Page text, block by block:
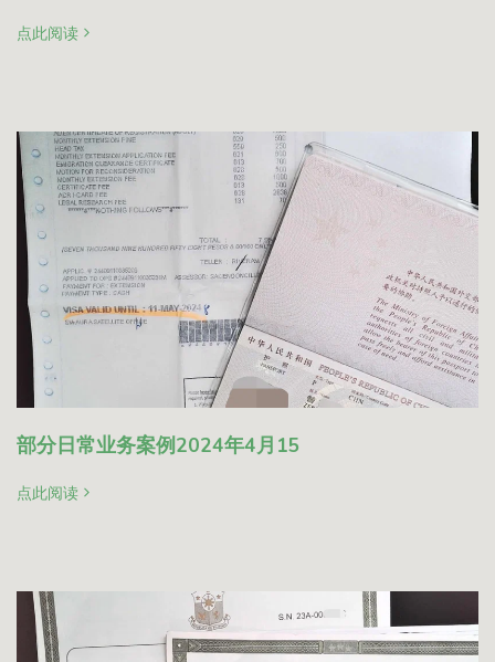
点此阅读
部分日常业务案例2024年4月15
点此阅读